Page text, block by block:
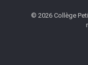
© 2026 Collège